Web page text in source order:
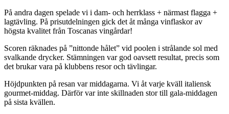
På andra dagen spelade vi i dam- och herrklass + närmast flagga +
lagtävling. På prisutdelningen gick det åt många vinflaskor av
högsta kvalitet från Toscanas vingårdar!
Scoren räknades på ”nittonde hålet” vid poolen i strålande sol med
svalkande drycker. Stämningen var god oavsett resultat, precis som
det brukar vara på klubbens resor och tävlingar.
Höjdpunkten på resan var middagarna. Vi åt varje kväll italiensk
gourmet-middag. Därför var inte skillnaden stor till gala-middagen
på sista kvällen.